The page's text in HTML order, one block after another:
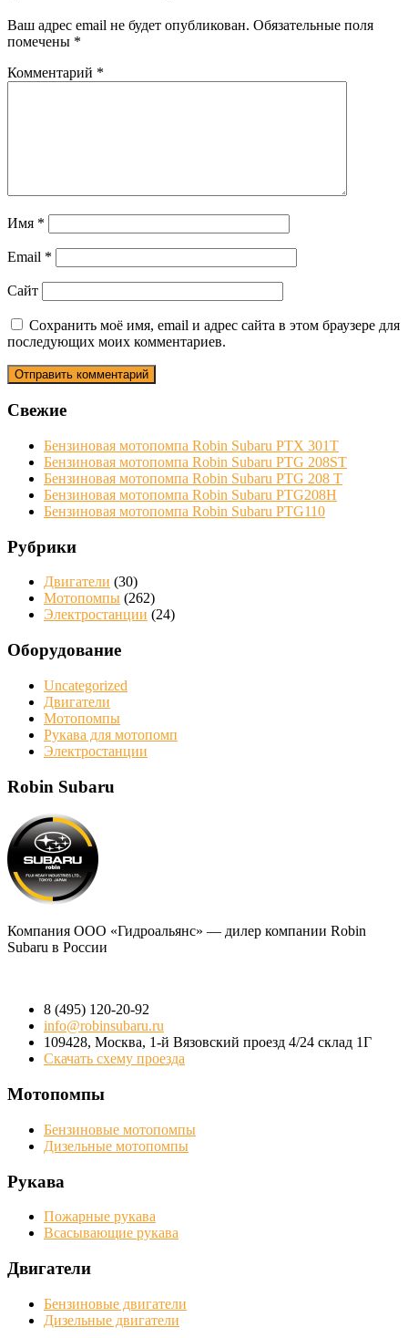
Ваш адрес email не будет опубликован. Обязательные поля
помечены *
Комментарий *
Имя *
Email *
Сайт
Сохранить моё имя, email и адрес сайта в этом браузере для
последующих моих комментариев.
Свежие
Бензиновая мотопомпа Robin Subaru PTX 301T
Бензиновая мотопомпа Robin Subaru PTG 208ST
Бензиновая мотопомпа Robin Subaru PTG 208 Т
Бензиновая мотопомпа Robin Subaru PTG208H
Бензиновая мотопомпа Robin Subaru PTG110
Рубрики
Двигатели (30)
Мотопомпы (262)
Электростанции (24)
Оборудование
Uncategorized
Двигатели
Мотопомпы
Рукава для мотопомп
Электростанции
Robin Subaru
Компания ООО «Гидроальянс» — дилер компании Robin
Subaru в России
8 (495) 120-20-92
info@robinsubaru.ru
109428, Москва, 1-й Вязовский проезд 4/24 склад 1Г
Скачать схему проезда
Мотопомпы
Бензиновые мотопомпы
Дизельные мотопомпы
Рукава
Пожарные рукава
Всасывающие рукава
Двигатели
Бензиновые двигатели
Дизельные двигатели